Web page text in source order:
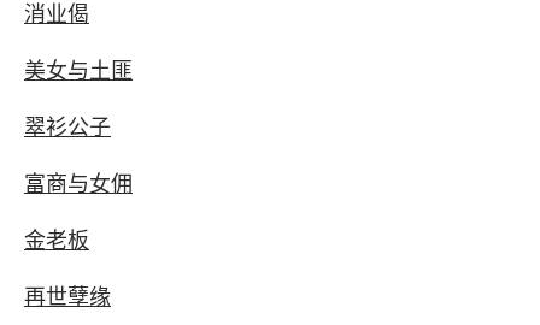
消业偈
美女与土匪
翠衫公子
富商与女佣
金老板
再世孽缘